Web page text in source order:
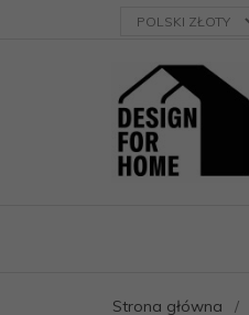
currency_h
Strona główna